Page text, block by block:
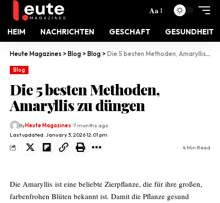
Aa
HEIM NACHRICHTEN GESCHAFT GESUNDHEIT
Heute Magazines >Blog >Blog >Die 5 besten Methoden, Amaryllis zu düngen
Blog
Die 5 besten Methoden,
Amaryllis zu düngen
Last updated: January 3, 2026 12:01 pm
ByHeute Magazines 7 months ago
4 Min Read
Die Amaryllis ist eine beliebte Zierpflanze, die für ihre großen,
farbenfrohen Blüten bekannt ist. Damit die Pflanze gesund